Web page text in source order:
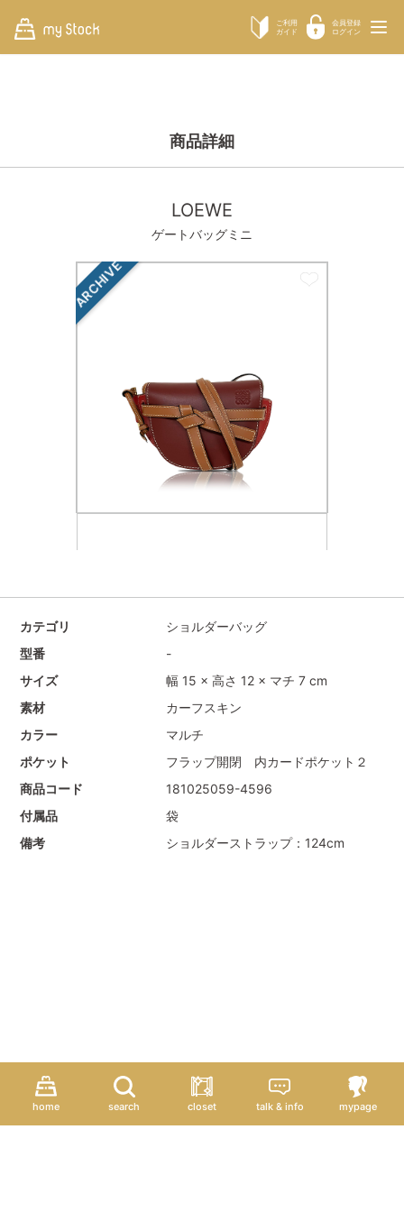
ご利用
ガイド
会員登録
ログイン
商品詳細
LOEWE
ゲートバッグミニ
ARCHIVE
カテゴリ
ショルダーバッグ
型番
-
サイズ
幅 15 × 高さ 12 × マチ 7 cm
素材
カーフスキン
カラー
マルチ
ポケット
フラップ開閉 内カードポケット２
商品コード
181025059-4596
付属品
袋
備考
ショルダーストラップ：124cm
home search closet talk & info mypage